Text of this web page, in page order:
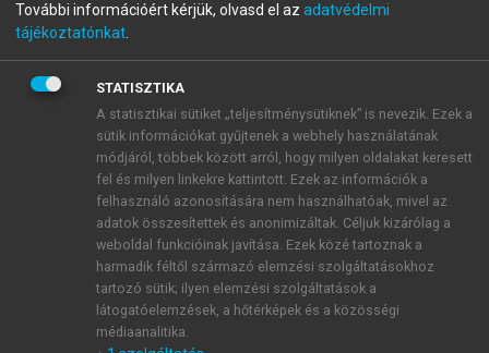
A regisztráció után apróbaidőszakautomatikusan
BELÉPÉS SAJÁT FIÓKKAL
ÚJ FIÓK LÉTREHOZÁSA
1 óra díjmentes hozzáférés
E-MAIL-CÍM
További információért kérjük, olvasd el az adatvédelmi
tájékoztatónkat
STATISZTIKA
A statisztikai sütiket „teljesítménysütiknek” is nevezik. Ezek a
sütik információkat gyűjtenek a webhely használatának
módjáról, többek között arról, hogy milyen oldalakat keresett
fel és milyen linkekre kattintott. Ezek az információk a
felhasználó azonosítására nem használhatóak, mivel az
adatok összesítettek és anonimizáltak. Céljuk kizárólag a
weboldal funkcióinak javítása. Ezek közé tartoznak a
harmadik féltől származó elemzési szolgáltatásokhoz
tartozó sütik; ilyen elemzési szolgáltatások a
látogatóelemzések, a hőtérképek és a közösségi
médiaanalitika.